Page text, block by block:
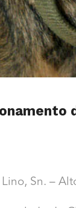
Sn. –